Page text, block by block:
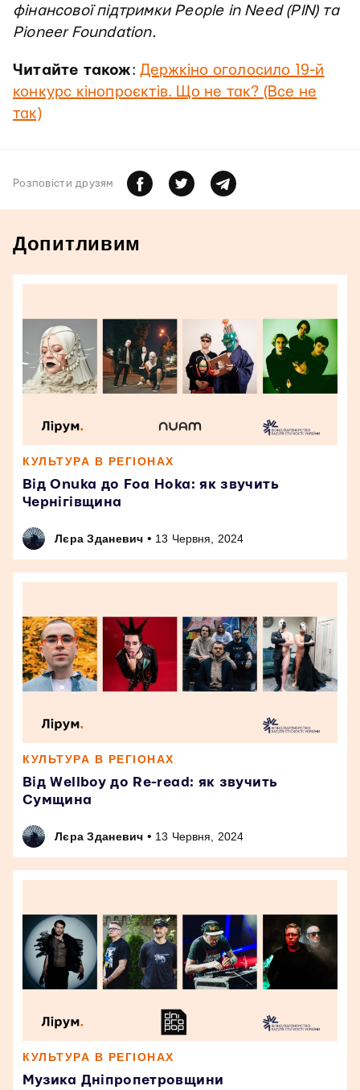
фінансової підтримки People in Need (PIN) та
Pioneer Foundation.
Читайте також:Держкіно оголосило 19-й
конкурс кінопроєктів. Що не так? (Все не
так)
Розповiсти друзям
Допитливим
КУЛЬТУРА В РЕГІОНАХ
Від Onuka до Foa Hoka: як звучить
Чернігівщина
Лєра Зданевич • 13 Червня, 2024
КУЛЬТУРА В РЕГІОНАХ
Від Wellboy до Re-read: як звучить
Сумщина
Лєра Зданевич • 13 Червня, 2024
КУЛЬТУРА В РЕГІОНАХ
Музика Дніпропетровщини